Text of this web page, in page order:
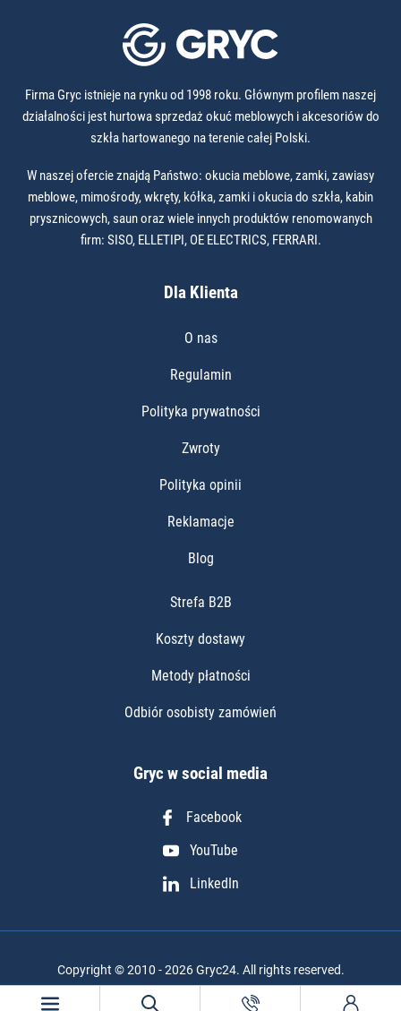
Firma Gryc istnieje na rynku od 1998 roku. Głównym profilem naszej
działalności jest hurtowa sprzedaż okuć meblowych i akcesoriów do
szkła hartowanego na terenie całej Polski.
W naszej ofercie znajdą Państwo: okucia meblowe, zamki, zawiasy
meblowe, mimośrody, wkręty, kółka, zamki i okucia do szkła, kabin
prysznicowych, saun oraz wiele innych produktów renomowanych
firm: SISO, ELLETIPI, OE ELECTRICS, FERRARI.
Dla Klienta
O nas
Regulamin
Polityka prywatności
Zwroty
Polityka opinii
Reklamacje
Blog
Strefa B2B
Koszty dostawy
Metody płatności
Odbiór osobisty zamówień
Gryc w social media
Facebook
YouTube
LinkedIn
Copyright © 2010 - 2026 Gryc24. All rights reserved.
Realizacja projektu: Igor Chudy